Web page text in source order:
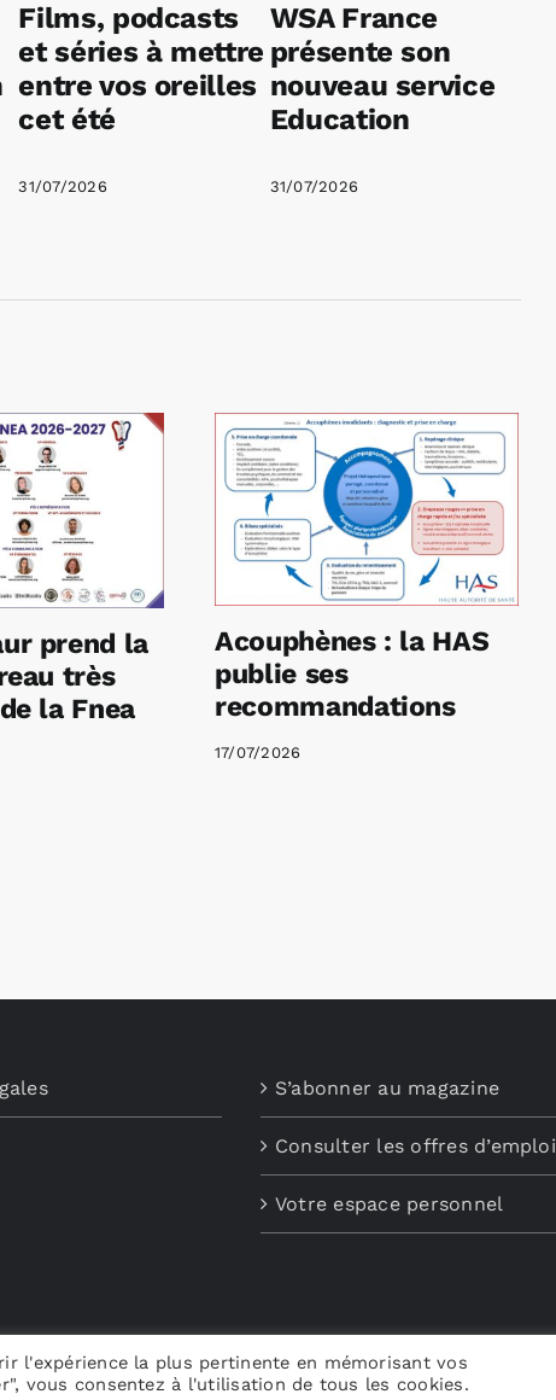
Films, podcasts
et séries à mettre
entre vos oreilles
cet été
31/07/2026
WSA France
présente son
nouveau service
Education
31/07/2026
prend la
très
la Fnea
Acouphènes : la HAS
publie ses
recommandations
17/07/2026
S’abonner au magazine
Consulter les offres d’emploi
Votre espace personnel
l'expérience la plus pertinente en mémorisant vos
vous consentez à l'utilisation de tous les cookies.